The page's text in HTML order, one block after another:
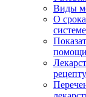
Виды
О
помощи